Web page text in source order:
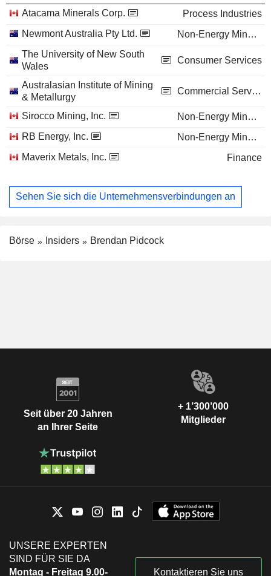
Atacama Minerals Corp.
Process Industries
Newmont Australia Pty Ltd.
Non-Energy Minerals
The University of New South
Wales
Consumer Services
Australasian Institute of Mining
& Metallurgy
Commercial Services
Sirocco Mining, Inc.
Non-Energy Minerals
RB Energy, Inc.
Non-Energy Minerals
Maverix Metals, Inc.
Finance
Sehen Sie sich die Unternehmensverbindungen an
Börse Insiders Brendan Pidcock
Seit über 20 Jahren
an Ihrer Seite
+ 1’300’000
Mitglieder
UNSERE EXPERTEN
SIND FÜR SIE DA
Montag - Freitag 9.00-
Kontaktieren Sie uns